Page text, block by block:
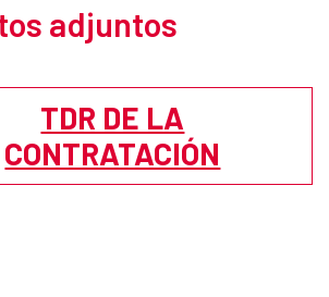
adjuntos
TDR DE LA
CONTRATACIÓN